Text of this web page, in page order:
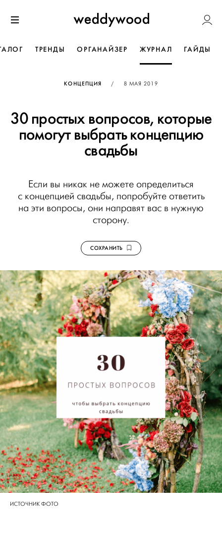
к содержанию
Weddywood
ТРЕНДЫ ОРГАНАЙЗЕР ЖУРНАЛ ГАЙДЫ
КОНЦЕПЦИЯ / ОПУБЛИКОВАНО
8 МАЯ 2019
30 простых вопросов, которые
помогут выбрать концепцию
свадьбы
Если вы никак не можете определиться
с концепцией свадьбы, попробуйте ответить
на эти вопросы, они направят вас в нужную
сторону.
СОХРАНИТЬ
ИСТОЧНИК ФОТО